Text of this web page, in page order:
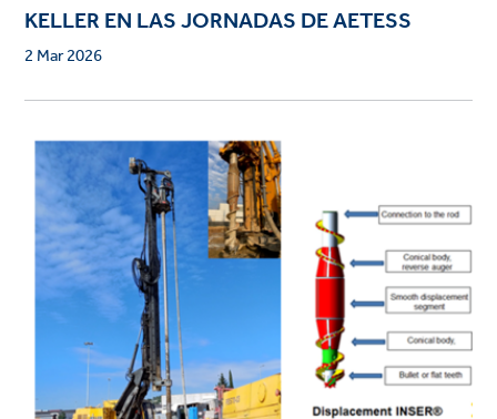
KELLER EN LAS JORNADAS DE AETESS
2 Mar 2026